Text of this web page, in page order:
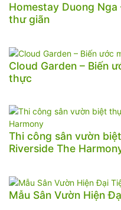
Homestay Duong
thư giãn
Cloud Garden – Biến
thực
Thi công sân vườn
Riverside The
Mẫu Sân Vườn Hiện